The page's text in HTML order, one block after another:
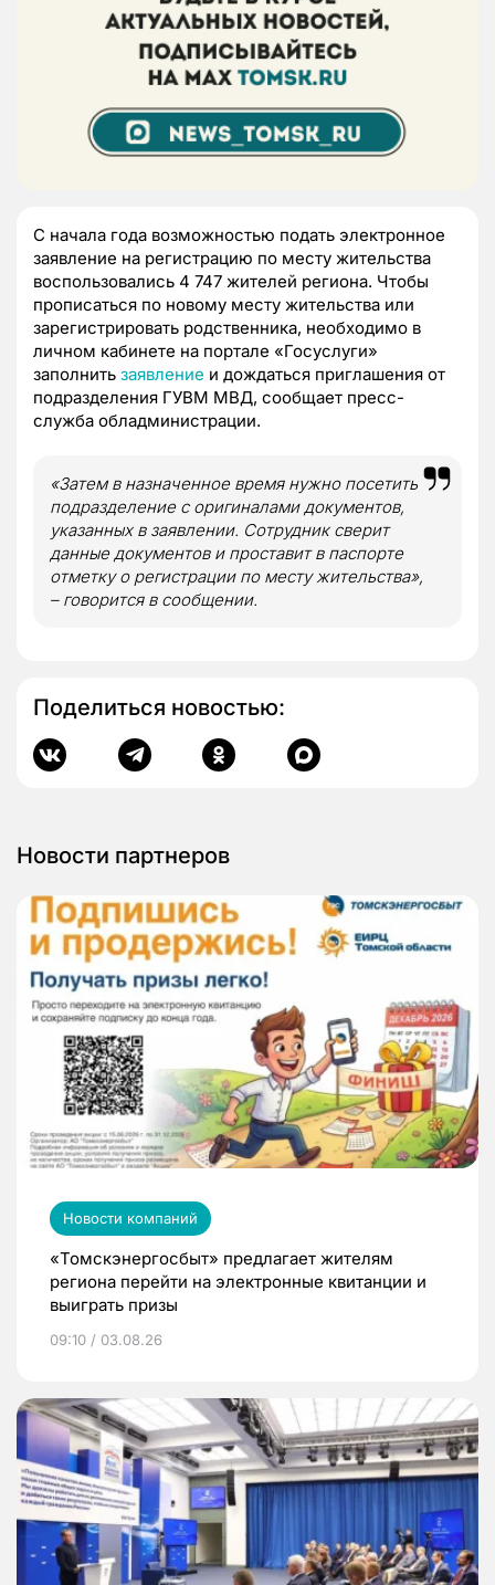
С начала года возможностью подать электронное
заявление на регистрацию по месту жительства
воспользовались 4 747 жителей региона. Чтобы
прописаться по новому месту жительства или
зарегистрировать родственника, необходимо в
личном кабинете на портале «Госуслуги»
заполнить заявление и дождаться приглашения от
подразделения ГУВМ МВД, сообщает пресс-
служба обладминистрации.
«Затем в назначенное время нужно посетить
подразделение с оригиналами документов,
указанных в заявлении. Сотрудник сверит
данные документов и проставит в паспорте
отметку о регистрации по месту жительства»,
– говорится в сообщении.
Поделиться новостью:
Новости партнеров
Новости компаний
«Томскэнергосбыт» предлагает жителям
региона перейти на электронные квитанции и
выиграть призы
09:10 / 03.08.26